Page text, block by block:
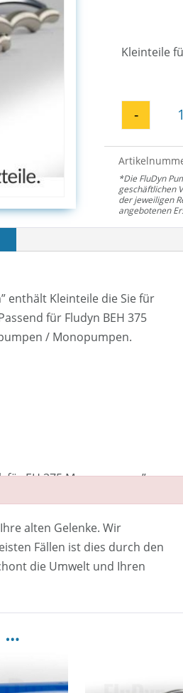
Kleinteile
-
*Die FluDyn
geschäftlichen
der jeweiligen
angebotenen
enthält Kleinteile die Sie für
für Fludyn BEH 375
/ Monopumpen.
für EH 375 Monopumpen”.
neu verbunden werden.
alten Gelenke. Wir
Fällen ist dies durch den
die Umwelt und Ihren
…